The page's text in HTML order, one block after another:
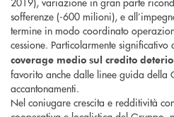
sofferenze (-600 milioni), e
termine in modo coordinato
cessione. Particolarmente significativo
coverage medio sul credito
favorito anche dalle linee guida della
accantonamenti.
Nel coniugare crescita e redditività